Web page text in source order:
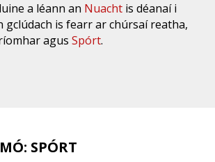
a léann an Nuacht is déanaí i
gclúdach is fearr ar chúrsaí reatha,
agusSpórt.
SPÓRT